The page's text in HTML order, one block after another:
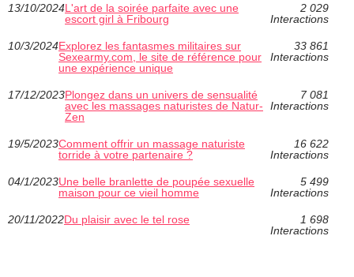
13/10/2024L'art de la soirée parfaite avec une
escort girl à Fribourg
2 029
Interactions
10/3/2024Explorez les fantasmes militaires sur
Sexearmy.com, le site de référence pour
une expérience unique
33 861
Interactions
17/12/2023Plongez dans un univers de sensualité
avec les massages naturistes de Natur-
Zen
7 081
Interactions
19/5/2023Comment offrir un massage naturiste
torride à votre partenaire ?
16 622
Interactions
04/1/2023Une belle branlette de poupée sexuelle
maison pour ce vieil homme
5 499
Interactions
20/11/2022Du plaisir avec le tel rose
1 698
Interactions